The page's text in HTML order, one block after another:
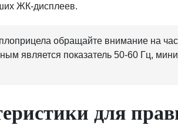
ЖК-дисплеев.
обращайте внимание на
является показатель 50-60 Гц,
для